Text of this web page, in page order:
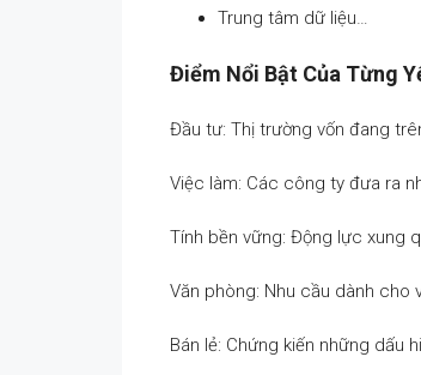
Trung tâm dữ liệu…
Điểm Nổi Bật Của Từng
Đầu tư: Thị trường vốn đang
Việc làm: Các công ty đưa ra
Tính bền vững: Động lực xung
Văn phòng: Nhu cầu dành cho
Bán lẻ: Chứng kiến những dấu